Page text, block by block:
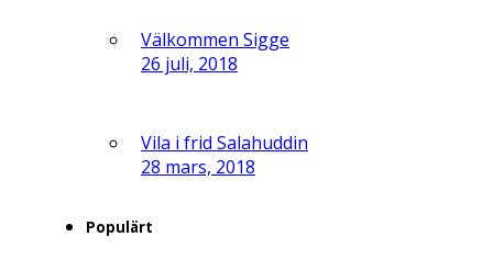
Välkommen Sigge
26 juli, 2018
Vila i frid Salahuddin
28 mars, 2018
Populärt